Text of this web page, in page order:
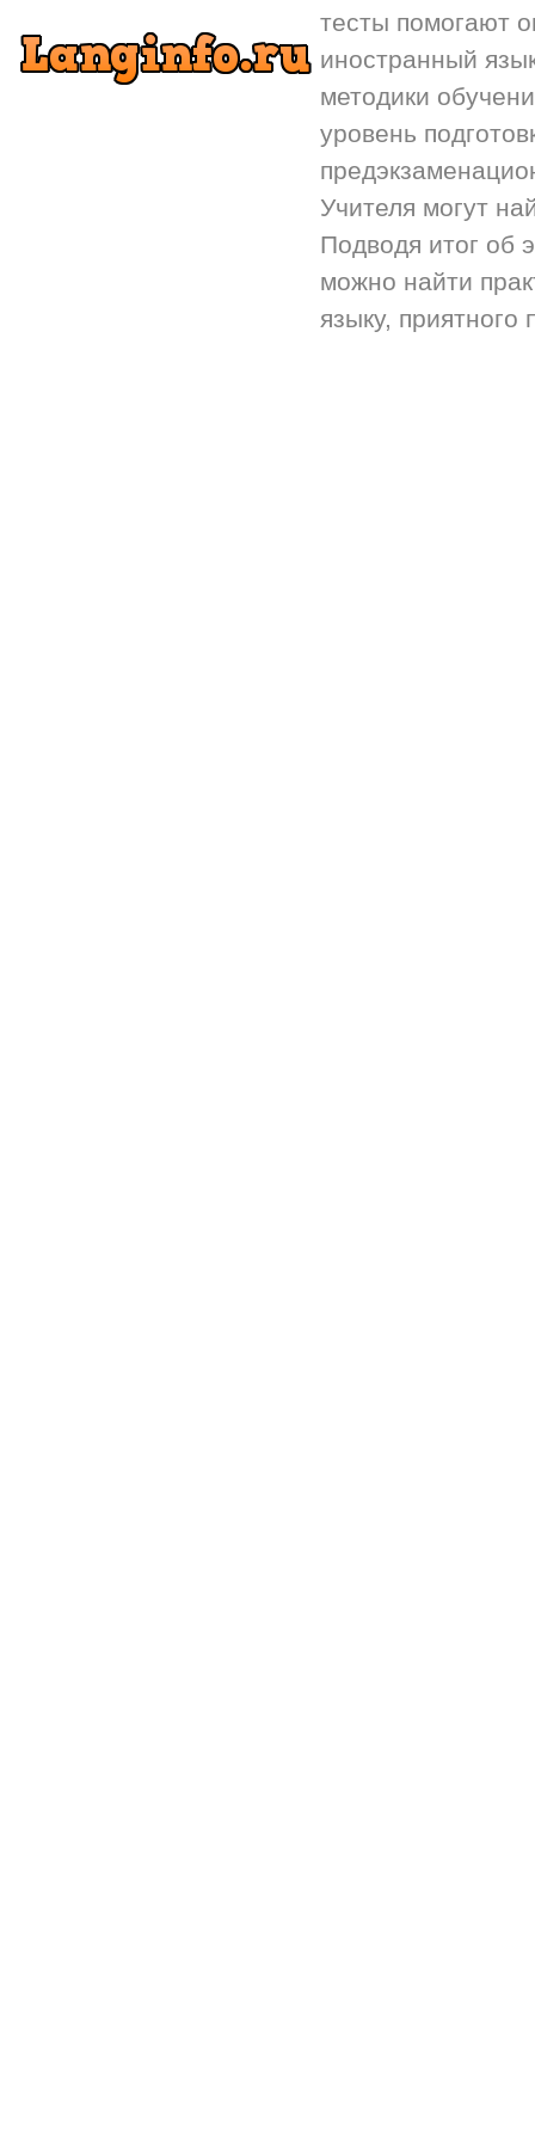
тесты помогают
иностранный
методики
уровень
Учителя могут
Подводя итог об
можно найти
языку,